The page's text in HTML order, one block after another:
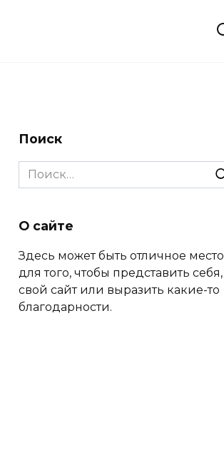
Поиск
Search
for:
О сайте
Здесь может быть отличное место
для того, чтобы представить себя,
свой сайт или выразить какие-то
благодарности.